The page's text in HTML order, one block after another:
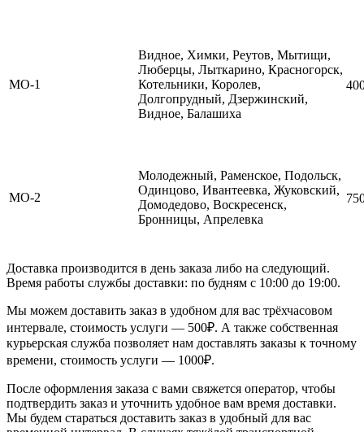
МО-1
Видное, Химки, Реутов, Мытищи,
Люберцы, Лыткарино, Красногорск,
Котельники, Королев,
Долгопрудный, Дзержинский,
Видное, Балашиха
МО-2
Молодежный, Раменское, Подольск,
Одинцово, Ивантеевка, Жуковский,
Домодедово, Воскресенск,
Бронницы, Апрелевка
Доставка производится в день заказа либо на следующий.
Время работы службы доставки: по будням с 10:00 до 19:00.
Мы можем доставить заказ в удобном для вас трёхчасовом
интервале, стоимость услуги — 500₽. А также собственная
курьерская служба позволяет нам доставлять заказы к точному
времени, стоимость услуги — 1000₽.
После оформления заказа с вами свяжется оператор, чтобы
подтвердить заказ и уточнить удобное вам время доставки.
Мы будем стараться доставить заказ в удобный для вас